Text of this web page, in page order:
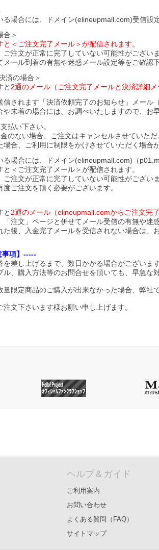
場合には、ドメイン(elineupmall.com)受信設
合＞
＜ご注文完了メール＞が配信されます。
注文が正常に完了していない可能性がございま
メール到着の有無や迷惑メール設定等をご確認下
済の場合＞
と2通のメール（ご注文完了メールと決済詳細メ
されます「決済依頼完了のお知らせ」メー
未着の場合には、お調べいたしますので、お
払い下さい。
のない場合、ご注文はキャンセルさせていただ
合、ご利用に制限をかけさせていただく場合
場合には、ドメイン(elineupmall.com)（
＜ご注文完了メール＞が配信されます。
ご注文が正常に完了していない可能性がござ
ご注文を頂く必要がございます。
と2通のメール（elineupmall.comからご注文完
注文」ページと併せてメール受信の有無や迷
後、入金完了メールを受信されない場合は、
事項】-----
差し上げるまで、数日かかる場合がございます
、購入方法等のお問合せを頂いても、早急な
限定商品のご購入が出来なかった場合、弊社
文下さいます様お願い申し上げます。
ヘルプ＆ガイド
ご利用案内
お問い合わせ
よくある質問（FAQ）
サイトマップ